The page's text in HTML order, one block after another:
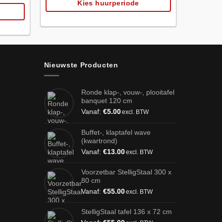
Kies huurperiode
Nieuwste Producten
Ronde klap-, vouw-, plooitafel
banquet 120 cm
Vanaf: €5.00excl. BTW
Buffet-, klaptafel wave
(kwartrond)
Vanaf: €13.00excl. BTW
Voorzetbar StelligStaal 300 x
80 cm
Vanaf: €55.00excl. BTW
StelligStaal tafel 136 x 72 cm